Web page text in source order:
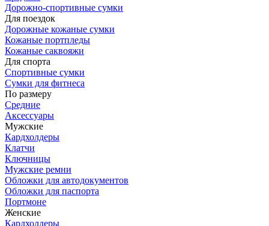
Дорожно-спортивные сумки
Для поездок
Дорожные кожаные сумки
Кожаные портпледы
Кожаные саквояжи
Для спорта
Спортивные сумки
Сумки для фитнеса
По размеру
Средние
Аксессуары
Мужские
Кардхолдеры
Клатчи
Ключницы
Мужские ремни
Обложки для автодокументов
Обложки для паспорта
Портмоне
Женские
Кардхолдеры